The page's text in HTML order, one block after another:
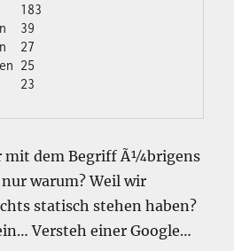
183
39
27
25
mit dem Begriff Ã¼brigens
warum? Weil wir
statisch stehen haben?
Versteh einer Google…